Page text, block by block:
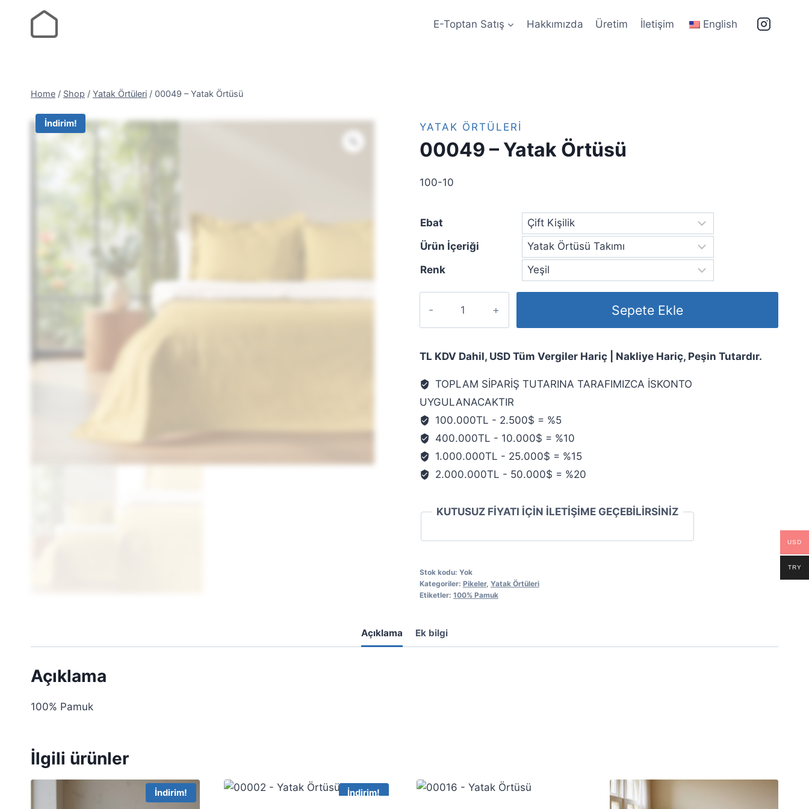
E-Toptan Satış Hakkımızda Üretim İletişim English
Home / Shop / Yatak Örtüleri / 00049 – Yatak Örtüsü
İndirim! YATAK ÖRTÜLERI
00049 – Yatak Örtüsü
100-10
Ebat
Ürün İçeriği
Renk
Sepete Ekle
TL KDV Dahil, USD Tüm Vergiler Hariç | Nakliye Hariç, Peşin Tutardır.
TOPLAM SİPARİŞ TUTARINA TARAFIMIZCA İSKONTO
UYGULANACAKTIR
100.000TL - 2.500$ = %5
400.000TL - 10.000$ = %10
1.000.000TL - 25.000$ = %15
2.000.000TL - 50.000$ = %20
KUTUSUZ FİYATI İÇİN İLETİŞİME GEÇEBİLİRSİNİZ
Stok kodu: Yok
Kategoriler: Pikeler, Yatak Örtüleri
Etiketler: 100% Pamuk
Açıklama Ek bilgi
Açıklama
100% Pamuk
İlgili ürünler
İndirim! İndirim!
USD
TRY